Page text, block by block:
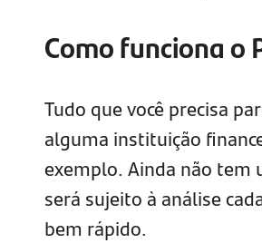
Como funciona o
Tudo que você precisa
alguma instituição
exemplo. Ainda não tem
será sujeito à análise
bem rápido.